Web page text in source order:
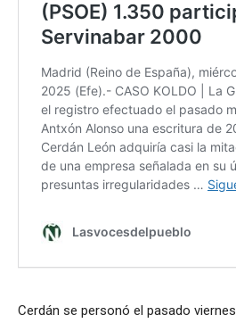
Cerdán se personó el pasado